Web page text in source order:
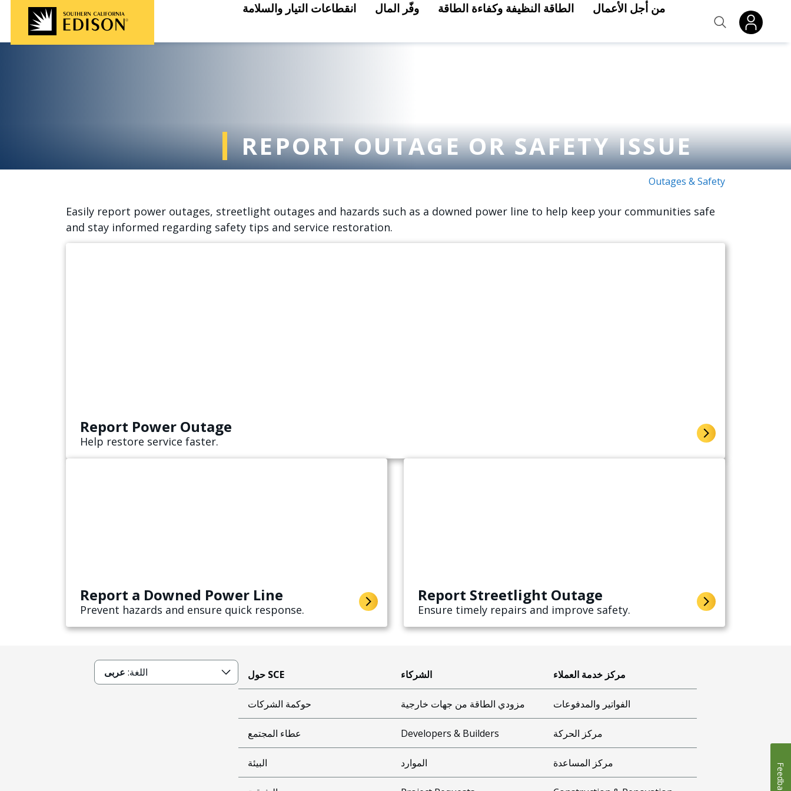
انقطاعات التيار والسلامة وفّر المال الطاقة النظيفة وكفاءة الطاقة من أجل الأعمال
REPORT OUTAGE OR SAFETY ISSUE
Outages & Safety
Easily report power outages, streetlight outages and hazards such as a downed power line to help keep your communities safe
and stay informed regarding safety tips and service restoration.
Report Power Outage
Help restore service faster.
Report a Downed Power Line
Prevent hazards and ensure quick response.
Report Streetlight Outage
Ensure timely repairs and improve safety.
اللغة: عربى حول SCE
حوكمة الشركات
عطاء المجتمع
البيئة
الشركاء
مزودي الطاقة من جهات خارجية
Developers & Builders
الموارد
مركز خدمة العملاء
الفواتير والمدفوعات
مركز الحركة
مركز المساعدة Feedback